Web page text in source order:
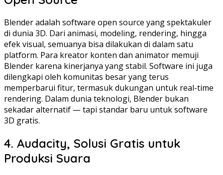
Blender adalah software open source yang spektakuler
di dunia 3D. Dari animasi, modeling, rendering, hingga
efek visual, semuanya bisa dilakukan di dalam satu
platform. Para kreator konten dan animator memuji
Blender karena kinerjanya yang stabil. Software ini juga
dilengkapi oleh komunitas besar yang terus
memperbarui fitur, termasuk dukungan untuk real-time
rendering. Dalam dunia teknologi, Blender bukan
sekadar alternatif — tapi standar baru untuk software
3D gratis.
4. Audacity, Solusi Gratis untuk
Produksi Suara